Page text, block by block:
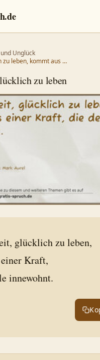
Unglück
zu leben, kommt aus …
zu leben
glücklich zu leben,
Kraft,
innewohnt.